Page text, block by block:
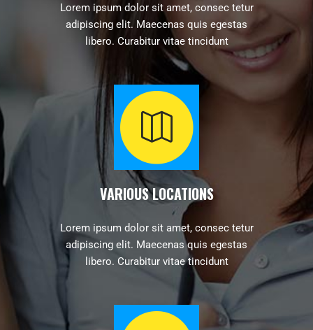
Lorem ipsum dolor sit amet, consec tetur
adipiscing elit. Maecenas quis egestas
libero. Curabitur vitae tincidunt
VARIOUS LOCATIONS
Lorem ipsum dolor sit amet, consec tetur
adipiscing elit. Maecenas quis egestas
libero. Curabitur vitae tincidunt